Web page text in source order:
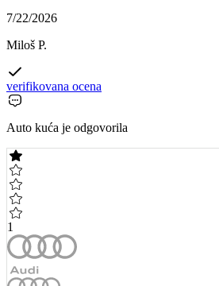
7/22/2026
Miloš P.
verifikovana ocena
Auto kuća je odgovorila
1